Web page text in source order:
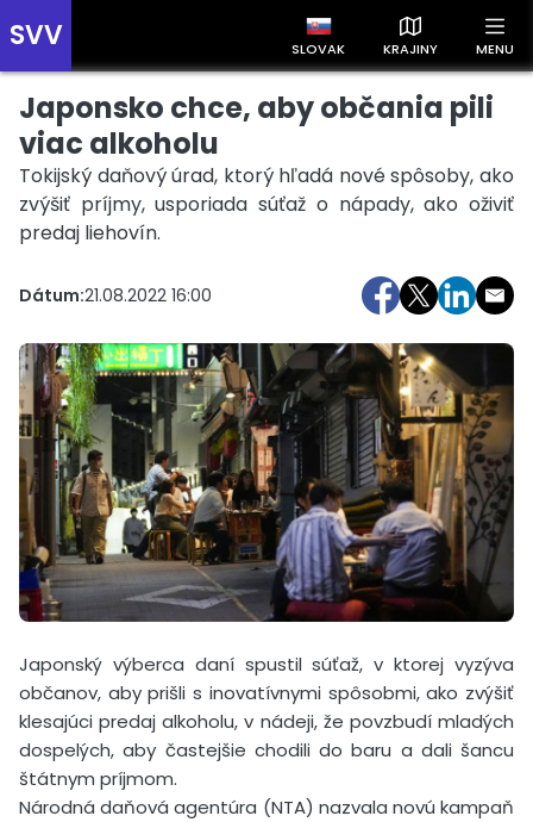
SVV SLOVAK KRAJINY MENU
Prehľad správ podľa krajín
Zobrazte si správy rozdelené podľa krajín a získajte rýchly
prehľad o dianí vo svete.
Slovensko Česko Maďarsko
Japonsko chce, aby občania pili
viac alkoholu
Tokijský daňový úrad, ktorý hľadá nové spôsoby, ako
zvýšiť príjmy, usporiada súťaž o nápady, ako oživiť
predaj liehovín.
Dátum:21.08.2022 16:00
Japonský výberca daní spustil súťaž, v ktorej vyzýva
občanov, aby prišli s inovatívnymi spôsobmi, ako zvýšiť
klesajúci predaj alkoholu, v nádeji, že povzbudí mladých
dospelých, aby častejšie chodili do baru a dali šancu
štátnym príjmom.
Národná daňová agentúra (NTA) nazvala novú kampaň